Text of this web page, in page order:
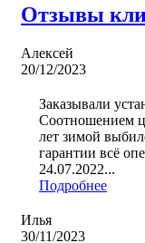
Отзывы
Алексей
20/12/2023
Заказывали
Соотношением
лет зимой
гарантии всё
24.07.2022...
Подробнее
Илья
30/11/2023